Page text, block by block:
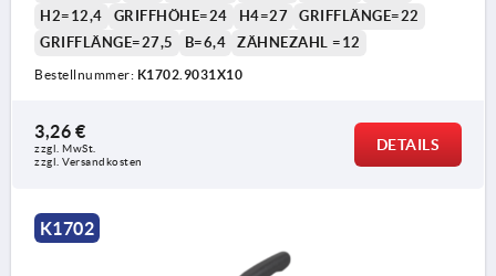
H2=12,4
GRIFFHÖHE=24 H4=27
GRIFFLÄNGE=22
GRIFFLÄNGE=27,5
B=6,4 ZÄHNEZAHL =12
Bestellnummer: K1702.9031X10
3,26 €
zzgl. MwSt.
zzgl. Versandkosten
DETAILS
K1702